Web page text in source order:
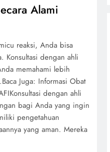
Alami
reaksi, Anda bisa
Konsultasi dengan ahli
memahami lebih
Juga: Informasi Obat
dengan ahli
bagi Anda yang ingin
pengetahuan
yang aman. Mereka